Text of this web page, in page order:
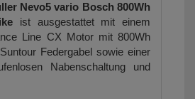
Nevo5 vario Bosch 800Wh
ist ausgestattet mit einem
Line CX Motor mit 800Wh
Federgabel sowie einer
Nabenschaltung und